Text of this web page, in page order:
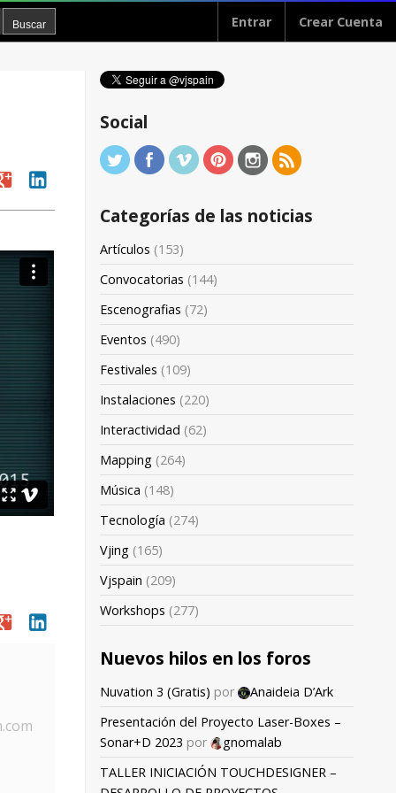
Entrar Crear Cuenta
linkedin
linkedin
Social
Categorías de las noticias
Artículos (153)
Convocatorias (144)
Escenografias (72)
Eventos (490)
Festivales (109)
Instalaciones (220)
Interactividad (62)
Mapping (264)
Música (148)
Tecnología (274)
Vjing (165)
Vjspain (209)
Workshops (277)
Nuevos hilos en los foros
Nuvation 3 (Gratis) por
Anaideia D’Ark
Presentación del Proyecto Laser-Boxes –
Sonar+D 2023 por
gnomalab
TALLER INICIACIÓN TOUCHDESIGNER –